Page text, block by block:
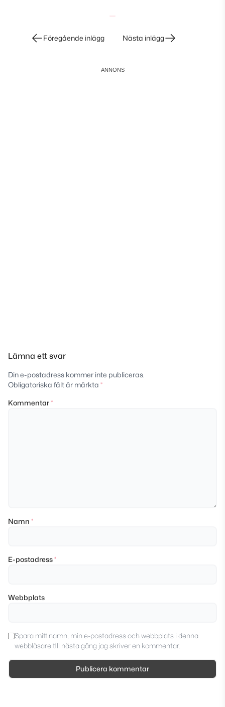
InläggsnavigeringFöregående inlägg Nästa inlägg
Lämna ett svar
Din e-postadress kommer inte publiceras.
Obligatoriska fält är märkta *
Kommentar*
Namn *
E-postadress*
Webbplats
Spara mitt namn, min e-postadress och webbplats i denna
webbläsare till nästa gång jag skriver en kommentar.